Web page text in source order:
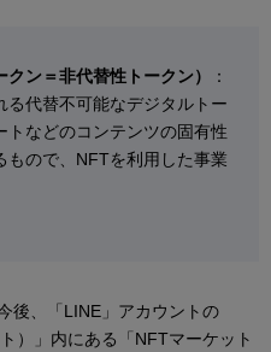
ン＝非代替性トークン）
：
る代替不可能なデジタルトー
トなどのコンテンツの固有性
もので、NFTを利用した事業
後、「LINE」アカウントの
）」内にある「NFTマーケット